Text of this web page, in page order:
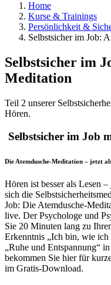
Home
Kurse & Trainings
Persönlichkeit &
Selbstsicher im Job:
Selbstsicher im
Meditation
Teil 2 unserer
Hören.
Selbstsicher im Job
Die Atemdusche-Meditation – jetzt
Hören ist besser als Lesen
sich die
Job: Die Atemdusche-
live. Der Psychologe und
Sie 20 Minuten lang zu
Erkenntnis „Ich bin, wie
„Ruhe und Entspannung“
bekommen Sie hier für
im Gratis-Download.